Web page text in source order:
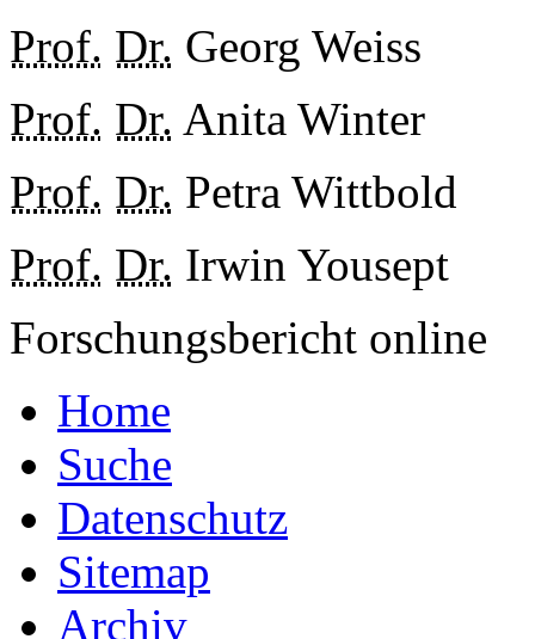
Prof. Dr. Georg Weiss
Prof. Dr. Anita Winter
Prof. Dr. Petra Wittbold
Prof. Dr. Irwin Yousept
Forschungsbericht online
Home
Suche
Datenschutz
Sitemap
Archiv